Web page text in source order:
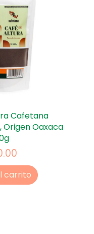
Cafetana
Origen Oaxaca
carrito